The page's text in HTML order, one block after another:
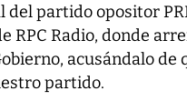
del partido opositor
RPC Radio, donde
acusándalo de
partido.